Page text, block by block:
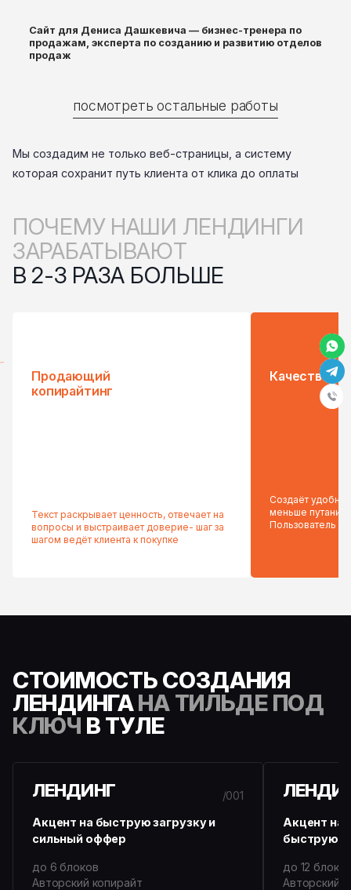
Сайт для Дениса Дашкевича — бизнес-тренера по
продажам, эксперта по созданию и развитию отделов
продаж
посмотреть остальные работы
Мы создадим не только веб-страницы, а систему
которая сохранит путь клиента от клика до оплаты
ПОЧЕМУ НАШИ ЛЕНДИНГИ
ЗАРАБАТЫВАЮТ
В 2-3 РАЗА БОЛЬШЕ
Продающий
копирайтинг
Текст раскрывает ценность, отвечает на
вопросы и выстраивает доверие- шаг за
шагом ведёт клиента к покупке
Создаёт
меньше
Пользователь
СТОИМОСТЬ СОЗДАНИЯ
ЛЕНДИНГАНА ТИЛЬДЕ ПОД
КЛЮЧ В ТУЛЕ
ЛЕНДИНГ
/001
Акцент на быструю загрузку и
сильный оффер
до 6 блоков
Авторский копирайт
Акцент на
быструю
до 12
Авторский